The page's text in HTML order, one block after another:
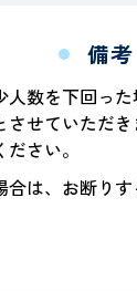
備考
人数を下回っ
させていただ
さい。
合は、お断り